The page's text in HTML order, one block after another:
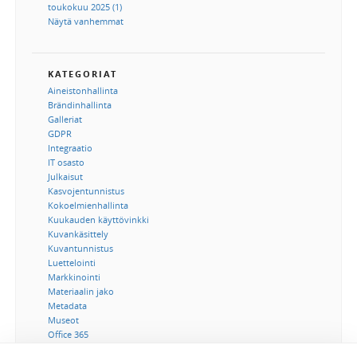
toukokuu 2025 (1)
Näytä vanhemmat
KATEGORIAT
Aineistonhallinta
Brändinhallinta
Galleriat
GDPR
Integraatio
IT osasto
Julkaisut
Kasvojentunnistus
Kokoelmienhallinta
Kuukauden käyttövinkki
Kuvankäsittely
Kuvantunnistus
Luettelointi
Markkinointi
Materiaalin jako
Metadata
Museot
Office 365